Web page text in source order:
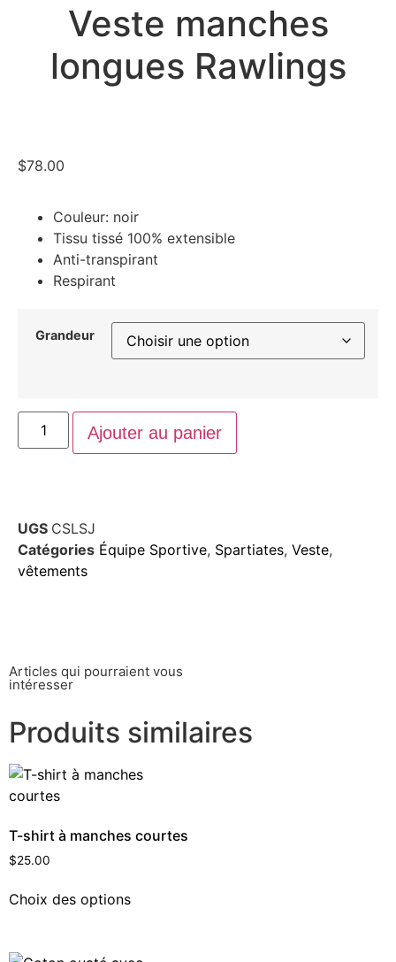
Veste manches
longues Rawlings
$78.00
Couleur: noir
Tissu tissé 100% extensible
Anti-transpirant
Respirant
Grandeur
Ajouter au panier
UGS CSLSJ
Catégories Équipe Sportive, Spartiates, Veste,
vêtements
Articles qui pourraient vous
intéresser
Produits similaires
T-shirt à manches courtes
$25.00
Choix des options